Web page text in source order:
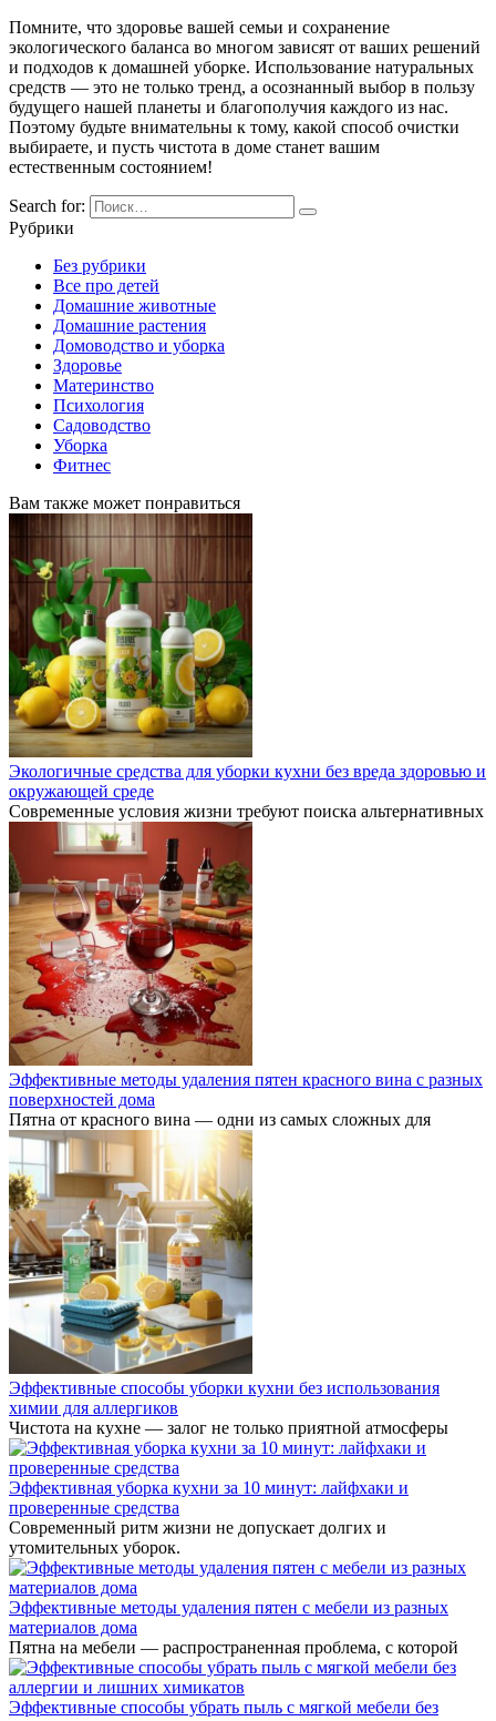
Помните, что здоровье вашей семьи и сохранение
экологического баланса во многом зависят от ваших решений
и подходов к домашней уборке. Использование натуральных
средств — это не только тренд, а осознанный выбор в пользу
будущего нашей планеты и благополучия каждого из нас.
Поэтому будьте внимательны к тому, какой способ очистки
выбираете, и пусть чистота в доме станет вашим
естественным состоянием!
Search for:
Рубрики
Без рубрики
Все про детей
Домашние животные
Домашние растения
Домоводство и уборка
Здоровье
Материнство
Психология
Садоводство
Уборка
Фитнес
Вам также может понравиться
Экологичные средства для уборки кухни без вреда здоровью и
окружающей среде
Современные условия жизни требуют поиска альтернативных
Эффективные методы удаления пятен красного вина с разных
поверхностей дома
Пятна от красного вина — одни из самых сложных для
Эффективные способы уборки кухни без использования
химии для аллергиков
Чистота на кухне — залог не только приятной атмосферы
Эффективная уборка кухни за 10 минут: лайфхаки и
проверенные средства
Современный ритм жизни не допускает долгих и
утомительных уборок.
Эффективные методы удаления пятен с мебели из разных
материалов дома
Пятна на мебели — распространенная проблема, с которой
Эффективные способы убрать пыль с мягкой мебели без